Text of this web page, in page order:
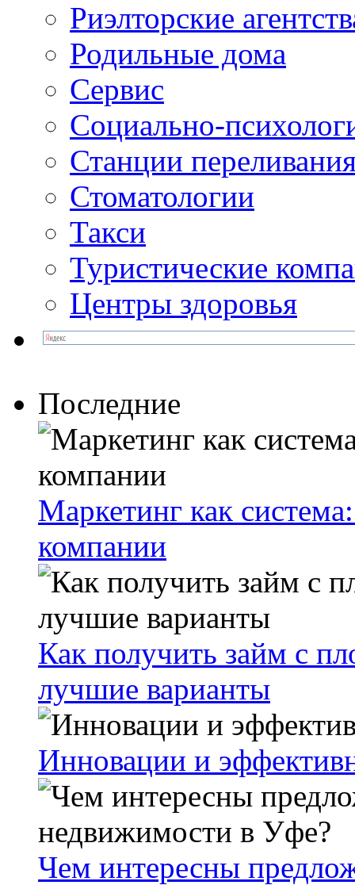
Риэлторские
Родильные дома
Сервис
Социально-
Станции
Стоматологии
Такси
Туристические
Центры здоровья
Последние
Маркетинг как
компании
Как получить займ с
лучшие варианты
Инновации и
Чем интересны